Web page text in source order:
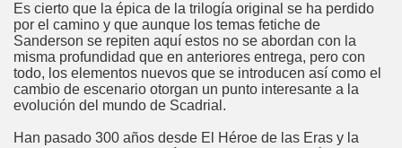
Es cierto que la épica de la trilogía original se ha perdido
por el camino y que aunque los temas fetiche de
Sanderson se repiten aquí estos no se abordan con la
misma profundidad que en anteriores entrega, pero con
todo, los elementos nuevos que se introducen así como el
cambio de escenario otorgan un punto interesante a la
evolución del mundo de Scadrial.
Han pasado 300 años desde El Héroe de las Eras y la